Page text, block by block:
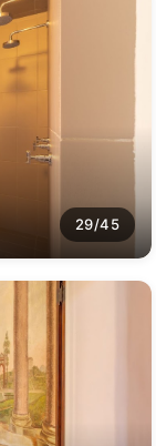
29/45